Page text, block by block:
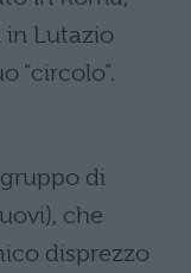
in Lutazio
“circolo”.
di
che
disprezzo